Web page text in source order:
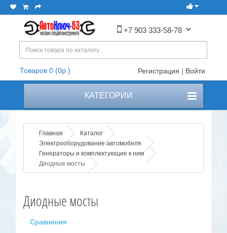
+7 903 333-58-78
Товаров 0 (0р.) Регистрация | Войти
КАТЕГОРИИ
Главная
Каталог
Электрооборудование автомобиля
Генераторы и комплектующие к ним
Диодные мосты
Диодные мосты
Сравнения